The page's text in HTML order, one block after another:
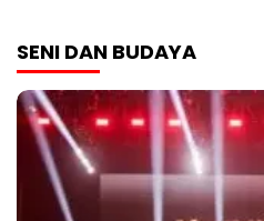
SENI DAN BUDAYA